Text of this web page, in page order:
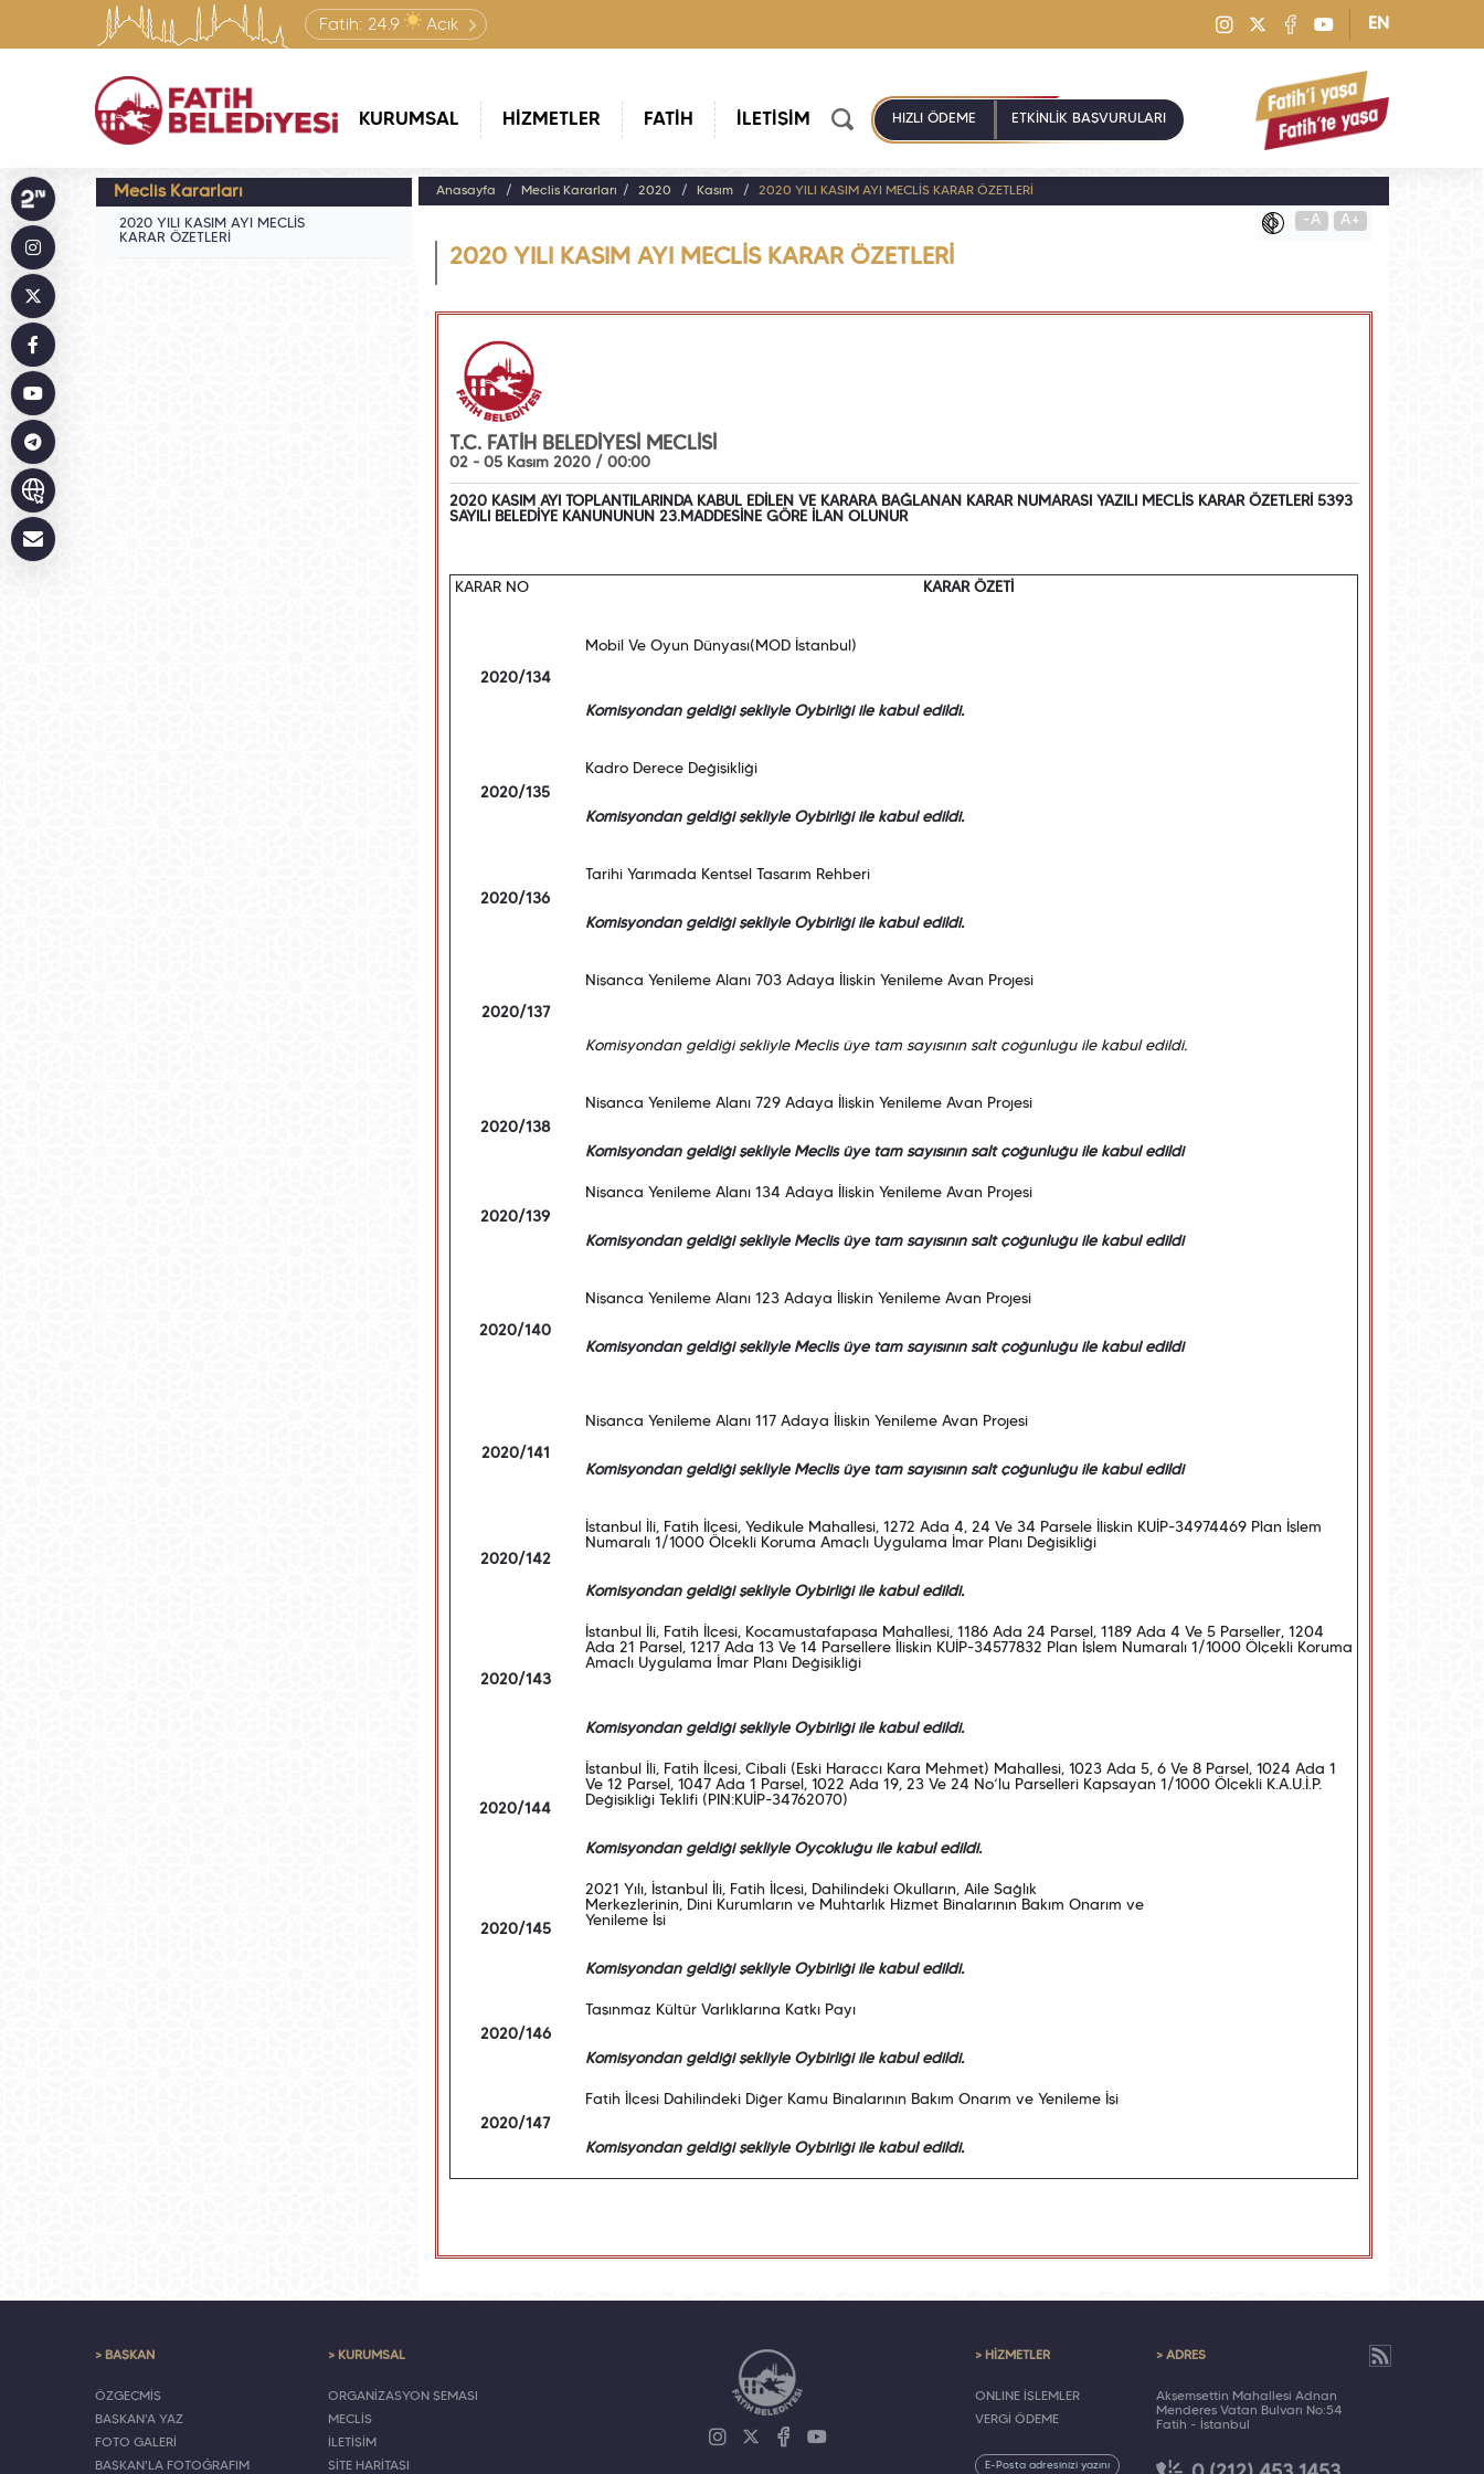
Fatih: 24.9 Açık EN
KURUMSAL HİZMETLER FATİH İLETİŞİM HIZLI ÖDEME ETKİNLİK BAŞVURULARI
Meclis Kararları
2020 YILI KASIM AYI MECLİS
KARAR ÖZETLERİ
Anasayfa Meclis Kararları 2020 Kasım 2020 YILI KASIM AYI MECLİS KARAR ÖZETLERİ
-A A+
2020 YILI KASIM AYI MECLİS KARAR ÖZETLERİ
T.C. FATİH BELEDİYESİ MECLİSİ
02 - 05 Kasım 2020 / 00:00
2020 KASIM AYI TOPLANTILARINDA KABUL EDİLEN VE KARARA BAĞLANAN KARAR NUMARASI YAZILI MECLİS KARAR ÖZETLERİ 5393
SAYILI BELEDİYE KANUNUNUN 23.MADDESİNE GÖRE İLAN OLUNUR
KARAR NO KARAR ÖZETİ
2020/134
Mobil Ve Oyun Dünyası(MOD İstanbul)
Komisyondan geldiği şekliyle Oybirliği ile kabul edildi.
2020/135
Kadro Derece Değişikliği
Komisyondan geldiği şekliyle Oybirliği ile kabul edildi.
2020/136
Tarihi Yarımada Kentsel Tasarım Rehberi
Komisyondan geldiği şekliyle Oybirliği ile kabul edildi.
2020/137
Nişanca Yenileme Alanı 703 Adaya İlişkin Yenileme Avan Projesi
Komisyondan geldiği şekliyle Meclis üye tam sayısının salt çoğunluğu ile kabul edildi.
2020/138
Nişanca Yenileme Alanı 729 Adaya İlişkin Yenileme Avan Projesi
Komisyondan geldiği şekliyle Meclis üye tam sayısının salt çoğunluğu ile kabul edildi
2020/139
Nişanca Yenileme Alanı 134 Adaya İlişkin Yenileme Avan Projesi
Komisyondan geldiği şekliyle Meclis üye tam sayısının salt çoğunluğu ile kabul edildi
2020/140
Nişanca Yenileme Alanı 123 Adaya İlişkin Yenileme Avan Projesi
Komisyondan geldiği şekliyle Meclis üye tam sayısının salt çoğunluğu ile kabul edildi
2020/141
Nişanca Yenileme Alanı 117 Adaya İlişkin Yenileme Avan Projesi
Komisyondan geldiği şekliyle Meclis üye tam sayısının salt çoğunluğu ile kabul edildi
2020/142
İstanbul İli, Fatih İlçesi, Yedikule Mahallesi, 1272 Ada 4, 24 Ve 34 Parsele İlişkin KUİP-34974469 Plan İşlem
Numaralı 1/1000 Ölçekli Koruma Amaçlı Uygulama İmar Planı Değişikliği
Komisyondan geldiği şekliyle Oybirliği ile kabul edildi.
2020/143
İstanbul İli, Fatih İlçesi, Kocamustafapaşa Mahallesi, 1186 Ada 24 Parsel, 1189 Ada 4 Ve 5 Parseller, 1204
Ada 21 Parsel, 1217 Ada 13 Ve 14 Parsellere İlişkin KUİP-34577832 Plan İşlem Numaralı 1/1000 Ölçekli Koruma
Amaçlı Uygulama İmar Planı Değişikliği
Komisyondan geldiği şekliyle Oybirliği ile kabul edildi.
2020/144
İstanbul İli, Fatih İlçesi, Cibali (Eski Haraçcı Kara Mehmet) Mahallesi, 1023 Ada 5, 6 Ve 8 Parsel, 1024 Ada 1
Ve 12 Parsel, 1047 Ada 1 Parsel, 1022 Ada 19, 23 Ve 24 No’lu Parselleri Kapsayan 1/1000 Ölçekli K.A.U.İ.P.
Değişikliği Teklifi (PIN:KUİP-34762070)
Komisyondan geldiği şekliyle Oyçokluğu ile kabul edildi.
2020/145
2021 Yılı, İstanbul İli, Fatih İlçesi, Dahilindeki Okulların, Aile Sağlık
Merkezlerinin, Dini Kurumların ve Muhtarlık Hizmet Binalarının Bakım Onarım ve
Yenileme İşi
Komisyondan geldiği şekliyle Oybirliği ile kabul edildi.
2020/146
Taşınmaz Kültür Varlıklarına Katkı Payı
Komisyondan geldiği şekliyle Oybirliği ile kabul edildi.
2020/147
Fatih İlçesi Dahilindeki Diğer Kamu Binalarının Bakım Onarım ve Yenileme İşi
Komisyondan geldiği şekliyle Oybirliği ile kabul edildi.
> BAŞKAN
ÖZGEÇMİŞ
BAŞKAN'A YAZ
FOTO GALERİ
BAŞKAN'LA FOTOĞRAFIM
> KURUMSAL
ORGANİZASYON ŞEMASI
MECLİS
İLETİŞİM
SİTE HARİTASI
> HİZMETLER
ONLINE İŞLEMLER
VERGİ ÖDEME
> ADRES
Akşemsettin Mahallesi Adnan
Menderes Vatan Bulvarı No:54
Fatih - İstanbul